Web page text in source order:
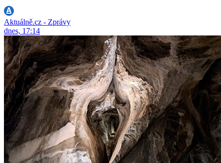
Aktuálně.cz - Zprávy
dnes, 17:14